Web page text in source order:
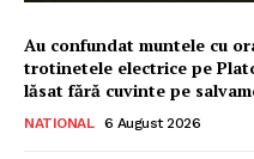
Au confundat muntele cu
trotinetele electrice pe
lăsat fără cuvinte pe
NATIONAL 6 August 2026